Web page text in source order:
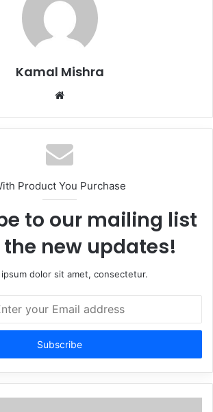
Kamal Mishra
Website
Product You Purchase
to our mailing list
new updates!
ipsum dolor sit amet, consectetur.